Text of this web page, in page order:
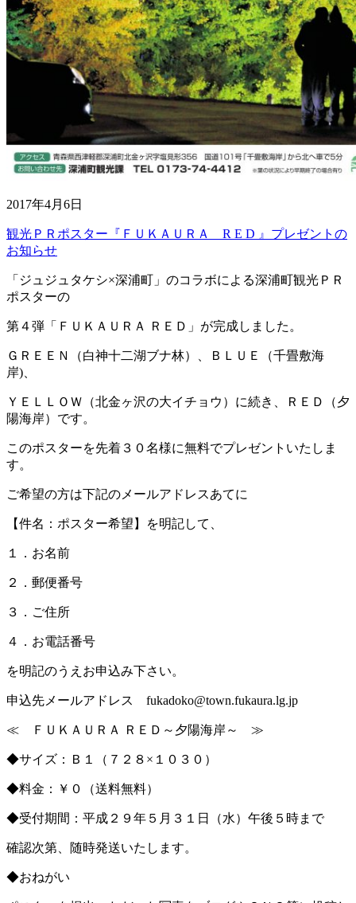
2017年4月6日
観光ＰＲポスター『ＦＵＫＡＵＲＡ R E D 』プレゼントの
お知らせ
「ジュジュタケシ×深浦町」のコラボによる深浦町観光ＰＲ
ポスターの
第４弾「ＦＵＫＡＵＲＡ ＲＥＤ」が完成しました。
ＧＲＥＥＮ（白神十二湖ブナ林）、ＢＬＵＥ（千畳敷海
岸)、
ＹＥＬＬＯＷ（北金ヶ沢の大イチョウ）に続き、ＲＥＤ（夕
陽海岸）です。
このポスターを先着３０名様に無料でプレゼントいたしま
す。
ご希望の方は下記のメールアドレスあてに
【件名：ポスター希望】を明記して、
１．お名前
２．郵便番号
３．ご住所
４．お電話番号
を明記のうえお申込み下さい。
申込先メールアドレス fukadoko@town.fukaura.lg.jp
≪ ＦＵＫＡＵＲＡ ＲＥＤ～夕陽海岸～ ≫
◆サイズ：Ｂ１（７２８×１０３０）
◆料金：￥０（送料無料）
◆受付期間：平成２９年５月３１日（水）午後５時まで
確認次第、随時発送いたします。
◆おねがい